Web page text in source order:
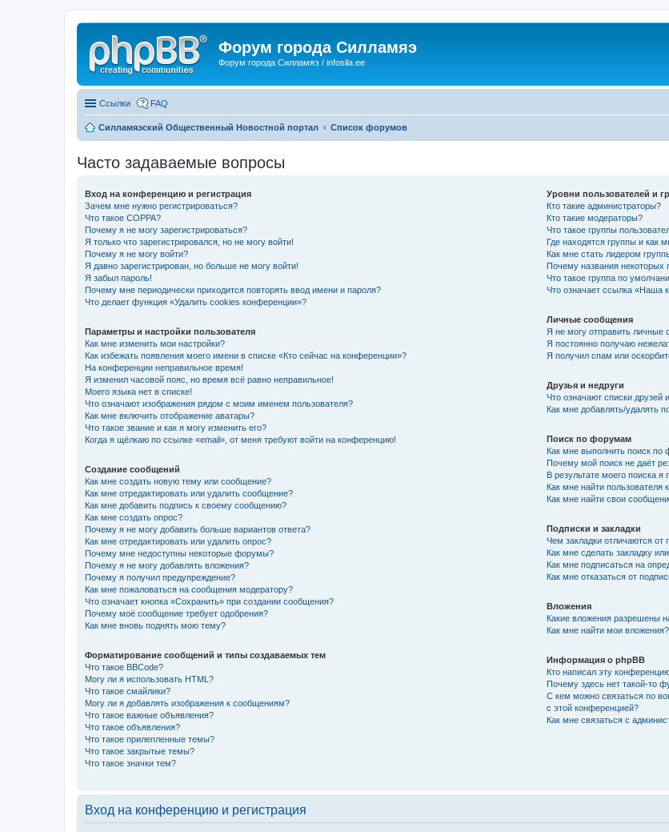
Форум города Силламяэ
Форум города Силламяэ / infosila.ee
Ссылки FAQ
Силламяэский Общественный Новостной портал Список форумов
Часто задаваемые вопросы
Вход на конференцию и регистрация
Зачем мне нужно регистрироваться?
Что такое COPPA?
Почему я не могу зарегистрироваться?
Я только что зарегистрировался, но не могу войти!
Почему я не могу войти?
Я давно зарегистрирован, но больше не могу войти!
Я забыл пароль!
Почему мне периодически приходится повторять ввод имени и пароля?
Что делает функция «Удалить cookies конференции»?
Параметры и настройки пользователя
Как мне изменить мои настройки?
Как избежать появления моего имени в списке «Кто сейчас на конференции»?
На конференции неправильное время!
Я изменил часовой пояс, но время всё равно неправильное!
Моего языка нет в списке!
Что означают изображения рядом с моим именем пользователя?
Как мне включить отображение аватары?
Что такое звание и как я могу изменить его?
Когда я щёлкаю по ссылке «email», от меня требуют войти на конференцию!
Создание сообщений
Как мне создать новую тему или сообщение?
Как мне отредактировать или удалить сообщение?
Как мне добавить подпись к своему сообщению?
Как мне создать опрос?
Почему я не могу добавить больше вариантов ответа?
Как мне отредактировать или удалить опрос?
Почему мне недоступны некоторые форумы?
Почему я не могу добавлять вложения?
Почему я получил предупреждение?
Как мне пожаловаться на сообщения модератору?
Что означает кнопка «Сохранить» при создании сообщения?
Почему моё сообщение требует одобрения?
Как мне вновь поднять мою тему?
Форматирование сообщений и типы создаваемых тем
Что такое BBCode?
Могу ли я использовать HTML?
Что такое смайлики?
Могу ли я добавлять изображения к сообщениям?
Что такое важные объявления?
Что такое объявления?
Что такое прилепленные темы?
Что такое закрытые темы?
Что такое значки тем?
Уровни пользователей и
Кто такие администраторы?
Кто такие модераторы?
Что такое группы
Где находятся группы и как
Как мне стать лидером
Почему названия некоторых
Что такое группа по
Что означает ссылка «Наша
Личные сообщения
Я не могу отправить личные
Я постоянно получаю
Я получил спам или
Друзья и недруги
Что означают списки друзей
Как мне добавлять/удалять
Поиск по форумам
Как мне выполнить поиск
Почему мой поиск не даёт
В результате моего поиска я
Как мне найти пользователя
Как мне найти свои
Подписки и закладки
Чем закладки отличаются от
Как мне сделать закладку
Как мне подписаться на
Как мне отказаться от
Вложения
Какие вложения разрешены
Как мне найти мои вложения?
Информация о phpBB
Кто написал эту
Почему здесь нет такой-то
С кем можно связаться по
с этой конференцией?
Как мне связаться с
Вход на конференцию и регистрация